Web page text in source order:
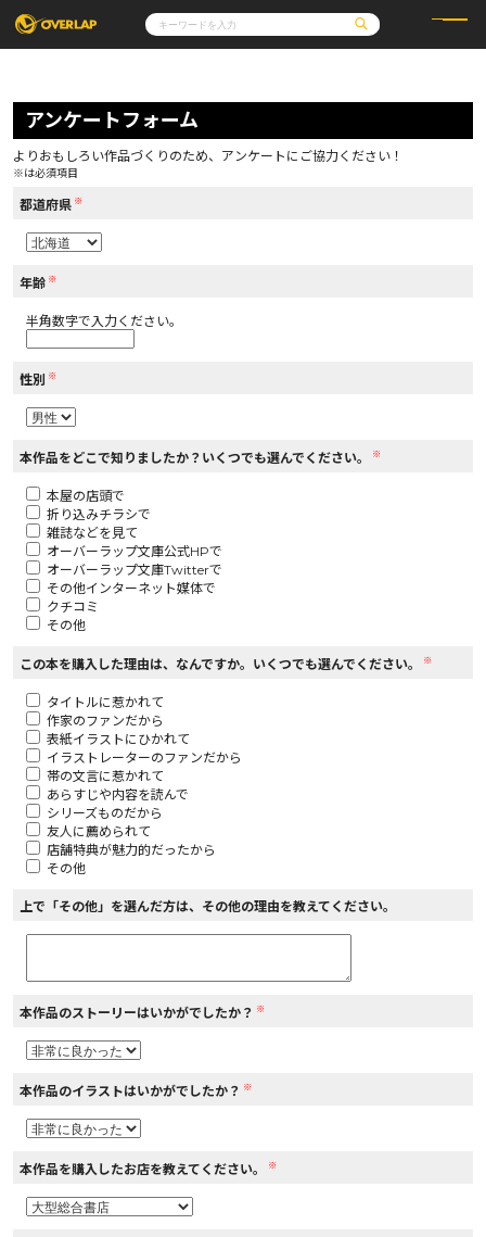
コミック
コミックガルド
コミッククリエ
LiQulle
ラブパルフェ
ライトノベル
ロサージュノベルス
その他
コミックエッセイ
通販・NEWS
OVERLAP STORE
アクセス
オーバーラップホールディングス
コミックパルフェ
閉じる
アンケートフォーム
よりおもしろい作品づくりのため、アンケートにご協力ください！
※は必須項目
都道府県 ※
年齢 ※
半角数字で入力ください。
性別 ※
本作品をどこで知りましたか？いくつでも選んでください。 ※
本屋の店頭で
折り込みチラシで
雑誌などを見て
オーバーラップ文庫公式HPで
オーバーラップ文庫Twitterで
その他インターネット媒体で
クチコミ
その他
この本を購入した理由は、なんですか。いくつでも選んでください。 ※
タイトルに惹かれて
作家のファンだから
表紙イラストにひかれて
イラストレーターのファンだから
帯の文言に惹かれて
あらすじや内容を読んで
シリーズものだから
友人に薦められて
店舗特典が魅力的だったから
その他
上で「その他」を選んだ方は、その他の理由を教えてください。
本作品のストーリーはいかがでしたか？ ※
本作品のイラストはいかがでしたか？ ※
本作品を購入したお店を教えてください。 ※